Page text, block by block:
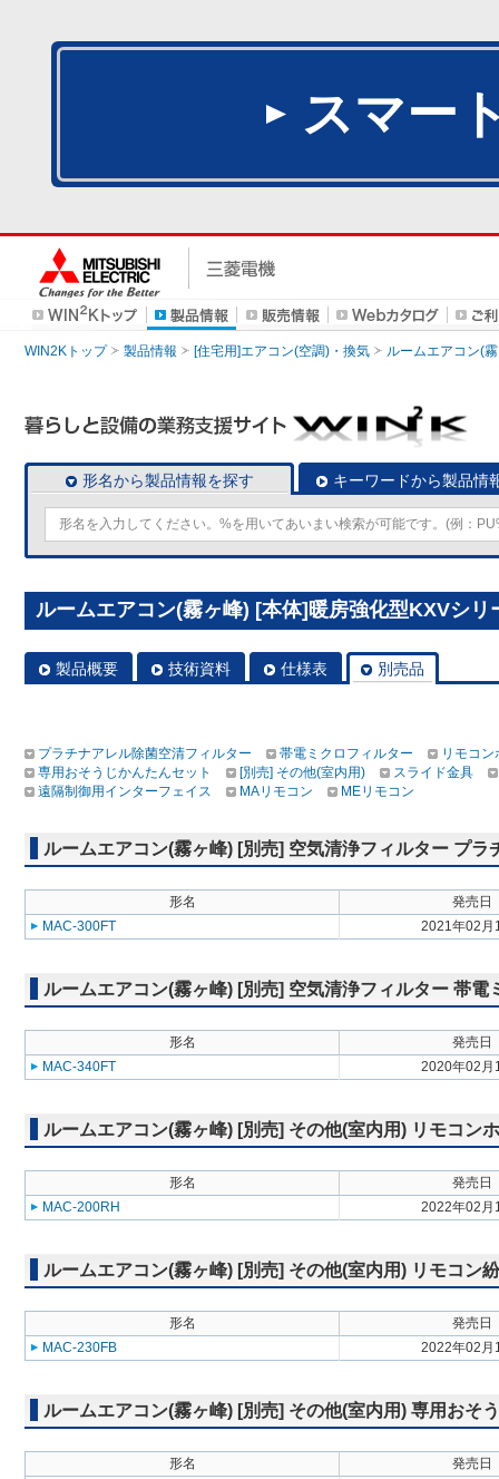
スマー
WIN2Kトップ 製品情報 [住宅用]エアコン(空調)・換気 ルームエアコン(
形名から製品情報を探す キーワードから製品情
ルームエアコン(霧ヶ峰) [本体]暖房強化型KXVシ
製品概要 技術資料 仕様表 別売品
プラチナアレル除菌空清フィルター 帯電ミクロフィルター
リモコン
専用おそうじかんたんセット
[別売] その他(室内用)
スライド金具
遠隔制御用インターフェイス
MAリモコン MEリモコン
ルームエアコン(霧ヶ峰) [別売] 空気清浄フィルター プラ
形名
発売日
MAC-300FT
2021年02月
ルームエアコン(霧ヶ峰) [別売] 空気清浄フィルター 帯電
形名
発売日
MAC-340FT
2020年02月
ルームエアコン(霧ヶ峰) [別売] その他(室内用) リモコン
形名
発売日
MAC-200RH
2022年02月
ルームエアコン(霧ヶ峰) [別売] その他(室内用) リモコン
形名
発売日
MAC-230FB
2022年02月
ルームエアコン(霧ヶ峰) [別売] その他(室内用) 専用おそ
形名
発売日